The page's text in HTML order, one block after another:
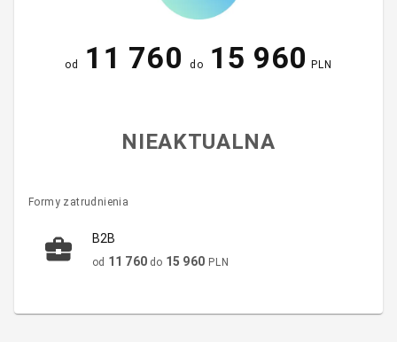
od 11 760 do 15 960 PLN
NIEAKTUALNA
Formy zatrudnienia
B2B
od 11 760 do 15 960 PLN